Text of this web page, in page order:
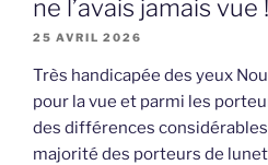
ne l’avais jamais vue !
25 AVRIL 2026
Très handicapée des yeux
pour la vue et parmi les
des différences
majorité des porteurs de